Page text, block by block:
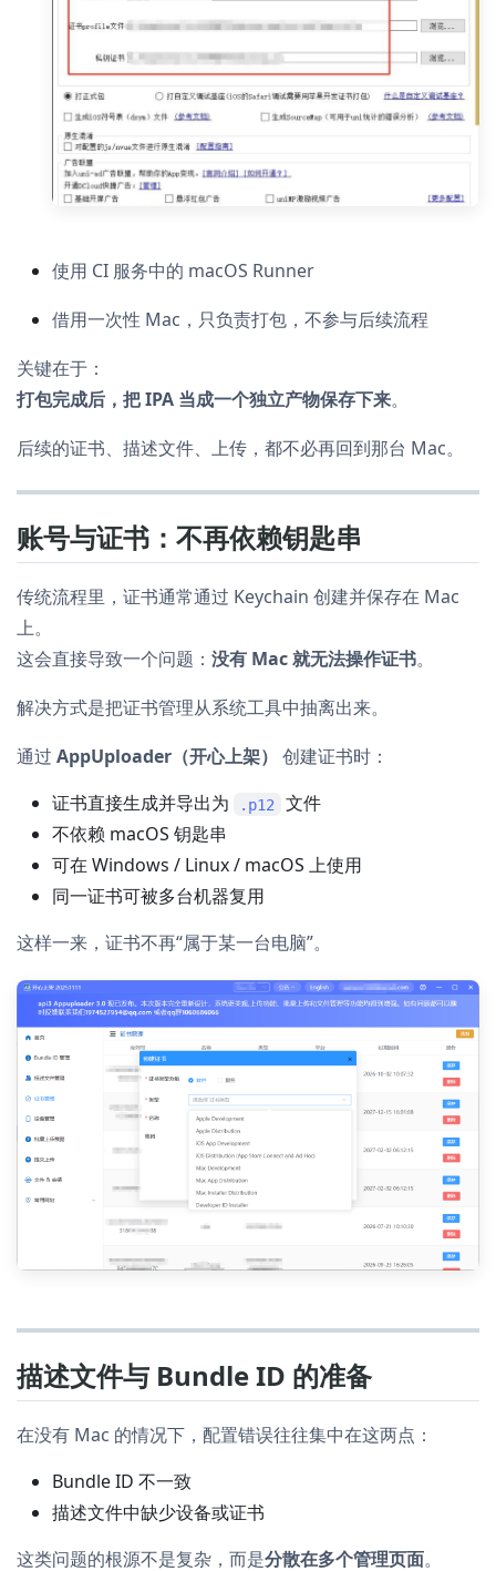
使用 CI 服务中的 macOS Runner
借用一次性 Mac，只负责打包，不参与后续流程
关键在于：
打包完成后，把 IPA 当成一个独立产物保存下来。
后续的证书、描述文件、上传，都不必再回到那台 Mac。
账号与证书：不再依赖钥匙串
传统流程里，证书通常通过 Keychain 创建并保存在 Mac
上。
这会直接导致一个问题： 没有 Mac 就无法操作证书。
解决方式是把证书管理从系统工具中抽离出来。
通过 AppUploader（开心上架） 创建证书时：
证书直接生成并导出为
.p12
文件
不依赖 macOS 钥匙串
可在 Windows / Linux / macOS 上使用
同一证书可被多台机器复用
这样一来，证书不再“属于某一台电脑”。
描述文件与 Bundle ID 的准备
在没有 Mac 的情况下，配置错误往往集中在这两点：
Bundle ID 不一致
描述文件中缺少设备或证书
这类问题的根源不是复杂，而是分散在多个管理页面。